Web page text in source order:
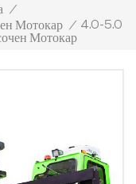
/
Мотокар / 4.0-5.0
Мотокар